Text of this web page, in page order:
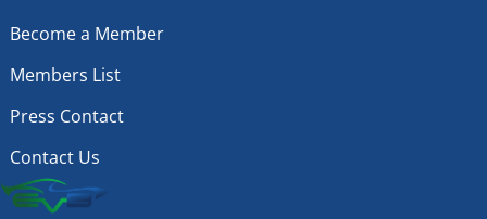
Become a Member
Members List
Press Contact
Contact Us